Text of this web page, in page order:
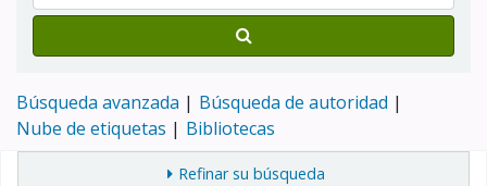
Búsqueda avanzada
Búsqueda de autoridad
Nube de etiquetas
Bibliotecas
Refinar su búsqueda